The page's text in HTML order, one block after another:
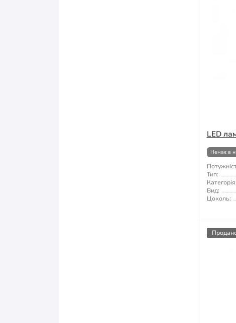
LED
Немає в
Тип:
Категорія:
Вид:
Цоколь: